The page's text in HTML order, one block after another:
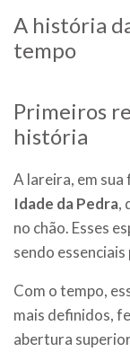
A história
tempo
Primeiros
história
A lareira, em
Idade da Pedra,
no chão. Esses
sendo
Com o tempo,
mais definidos,
abertura